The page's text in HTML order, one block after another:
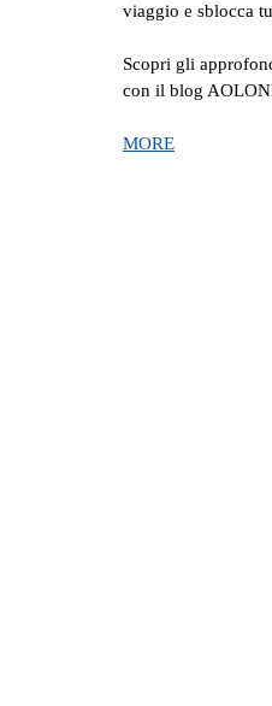
viaggio e sblocca
Scopri gli
con il blog
MORE